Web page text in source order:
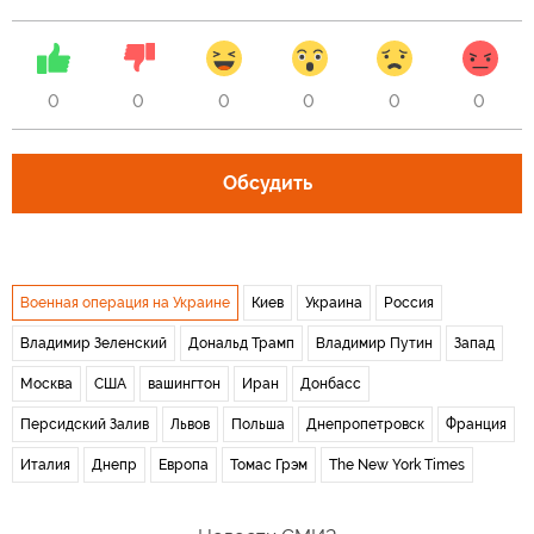
0 0 0 0 0 0
Обсудить
Военная операция на Украине Киев Украина Россия
Владимир Зеленский Дональд Трамп Владимир Путин Запад
Москва США вашингтон Иран Донбасс
Персидский Залив Львов Польша Днепропетровск Франция
Италия Днепр Европа Томас Грэм The New York Times